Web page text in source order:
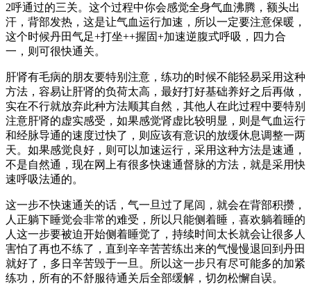
2呼通过的三关。这个过程中你会感觉全身气血沸腾，额头出
汗，背部发热，这是让气血运行加速，所以一定要注意保暖，
这个时候丹田气足+打坐++握固+加速逆腹式呼吸，四力合
一，则可很快通关。
肝肾有毛病的朋友要特别注意，练功的时候不能轻易采用这种
方法，容易让肝肾的负荷太高，最好打好基础养好之后再做，
实在不行就放弃此种方法顺其自然，其他人在此过程中要特别
注意肝肾的虚实感受，如果感觉肾虚比较明显，则是气血运行
和经脉导通的速度过快了，则应该有意识的放缓休息调整一两
天。如果感觉良好，则可以加速运行，采用这种方法是速通，
不是自然通，现在网上有很多快速通督脉的方法，就是采用快
速呼吸法通的。
这一步不快速通关的话，气一旦过了尾闾，就会在背部积攒，
人正躺下睡觉会非常的难受，所以只能侧着睡，喜欢躺着睡的
人这一步要被迫开始侧着睡觉了，持续时间太长就会让很多人
害怕了再也不练了，直到辛辛苦苦练出来的气慢慢退回到丹田
就好了，多日辛苦毁于一旦。所以这一步只有尽可能多的加紧
练功，所有的不舒服待通关后全部缓解，切勿松懈自误。